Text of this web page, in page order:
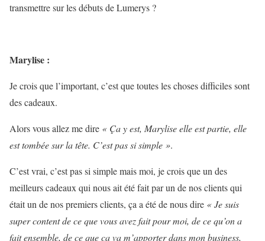
transmettre sur les débuts de Lumerys ?
Marylise :
Je crois que l’important, c’est que toutes les choses difficiles sont
des cadeaux.
Alors vous allez me dire « Ça y est, Marylise elle est partie, elle
est tombée sur la tête. C’est pas si simple ».
C’est vrai, c’est pas si simple mais moi, je crois que un des
meilleurs cadeaux qui nous ait été fait par un de nos clients qui
était un de nos premiers clients, ça a été de nous dire « Je suis
super content de ce que vous avez fait pour moi, de ce qu’on a
fait ensemble, de ce que ça va m’apporter dans mon business,